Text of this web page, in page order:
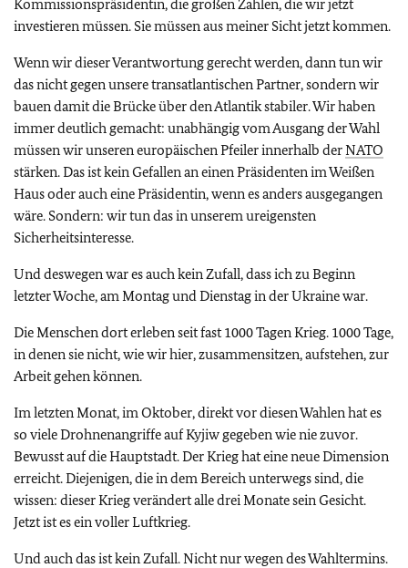
Kommissionspräsidentin, die großen Zahlen, die wir jetzt
investieren müssen. Sie müssen aus meiner Sicht jetzt kommen.
Wenn wir dieser Verantwortung gerecht werden, dann tun wir
das nicht gegen unsere transatlantischen Partner, sondern wir
bauen damit die Brücke über den Atlantik stabiler. Wir haben
immer deutlich gemacht: unabhängig vom Ausgang der Wahl
müssen wir unseren europäischen Pfeiler innerhalb derNATO
stärken. Das ist kein Gefallen an einen Präsidenten im Weißen
Haus oder auch eine Präsidentin, wenn es anders ausgegangen
wäre. Sondern: wir tun das in unserem ureigensten
Sicherheitsinteresse.
Und deswegen war es auch kein Zufall, dass ich zu Beginn
letzter Woche, am Montag und Dienstag in der Ukraine war.
Die Menschen dort erleben seit fast 1000 Tagen Krieg. 1000 Tage,
in denen sie nicht, wie wir hier, zusammensitzen, aufstehen, zur
Arbeit gehen können.
Im letzten Monat, im Oktober, direkt vor diesen Wahlen hat es
so viele Drohnenangriffe auf Kyjiw gegeben wie nie zuvor.
Bewusst auf die Hauptstadt. Der Krieg hat eine neue Dimension
erreicht. Diejenigen, die in dem Bereich unterwegs sind, die
wissen: dieser Krieg verändert alle drei Monate sein Gesicht.
Jetzt ist es ein voller Luftkrieg.
Und auch das ist kein Zufall. Nicht nur wegen des Wahltermins.